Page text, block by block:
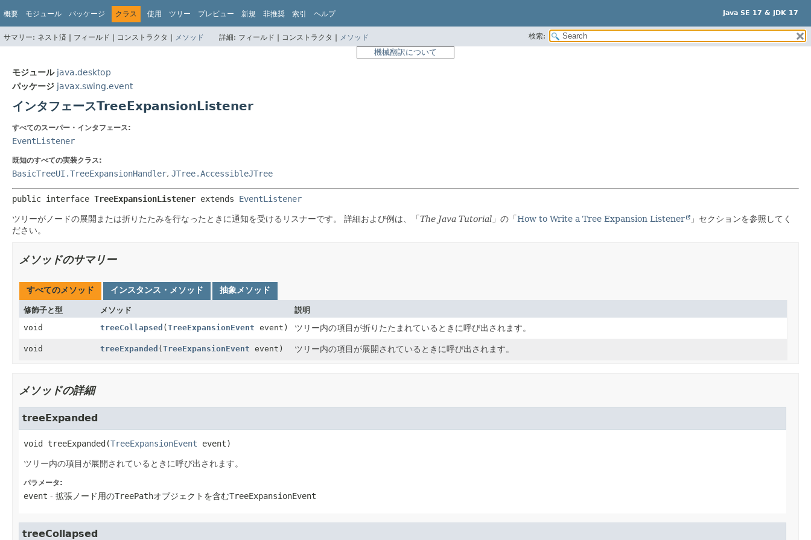
Java SE 17 & JDK 17
概要 モジュール パッケージ クラス 使用 ツリー プレビュー 新規 非推奨 索引 ヘルプ
サマリー: ネスト済 | フィールド | コンストラクタ | メソッド 詳細: フィールド | コンストラクタ | メソッド 検索:
機械翻訳について
モジュール java.desktop
パッケージ javax.swing.event
インタフェースTreeExpansionListener
すべてのスーパー・インタフェース:
EventListener
既知のすべての実装クラス:
BasicTreeUI.TreeExpansionHandler, JTree.AccessibleJTree
public interface TreeExpansionListener extends EventListener
ツリーがノードの展開または折りたたみを行なったときに通知を受けるリスナーです。 詳細および例は、「The Java Tutorial 」の「How to Write a Tree Expansion Listener
」セクションを参照してく
ださい。
メソッドのサマリー
すべてのメソッド インスタンス・メソッド 抽象メソッド
修飾子と型 メソッド
説明
void
treeCollapsed (TreeExpansionEvent event) ツリー内の項目が折りたたまれているときに呼び出されます。
void treeExpanded (TreeExpansionEvent event) ツリー内の項目が展開されているときに呼び出されます。
メソッドの詳細
treeExpanded
void treeExpanded(TreeExpansionEvent event)
ツリー内の項目が展開されているときに呼び出されます。
パラメータ:
event - 拡張ノード用のTreePathオブジェクトを含むTreeExpansionEvent
treeCollapsed